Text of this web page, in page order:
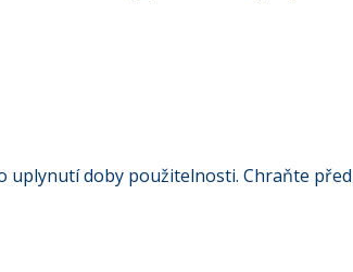
doby použitelnosti. Chraňte